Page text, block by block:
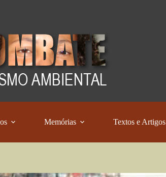
Memórias Textos e Artigos